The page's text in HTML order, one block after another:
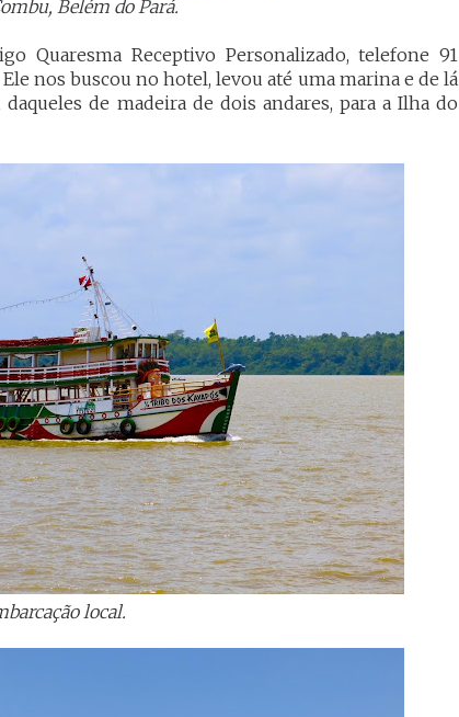
Belém do Pará.
Quaresma Receptivo Personalizado, telefone 91
nos buscou no hotel, levou até uma marina e de lá
de madeira de dois andares, para a Ilha do
local.